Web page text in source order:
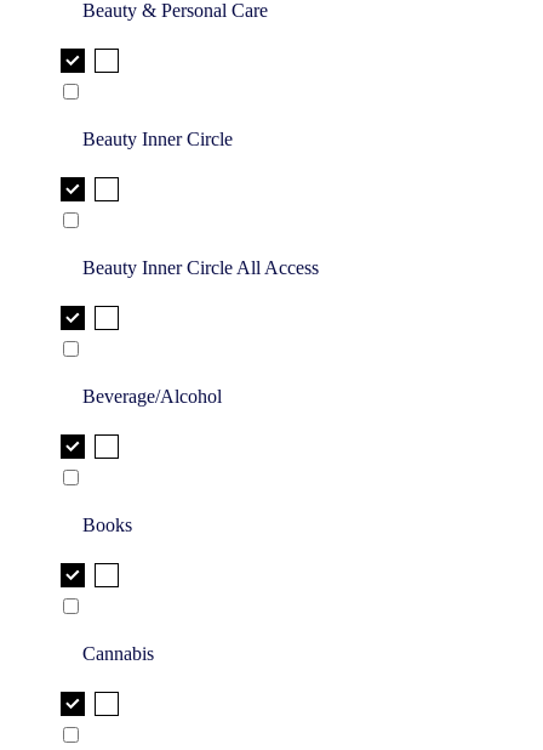
Beauty & Personal Care
Beauty Inner Circle
Beauty Inner Circle All Access
Beverage/Alcohol
Books
Cannabis